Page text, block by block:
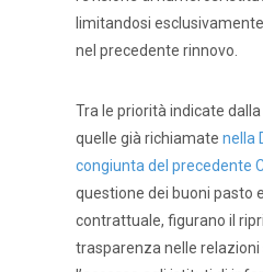
limitandosi
nel precedente rinnovo.
Tra le priorità indicate dalla
quelle già richiamate nella
congiunta del precedente
questione dei buoni pasto
contrattuale, figurano il
trasparenza nelle